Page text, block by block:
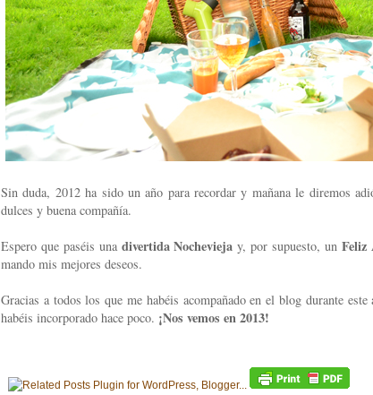
Sin duda, 2012 ha sido un año para recordar y mañana le diremos
dulces y buena compañía.
Espero que paséis una divertida Nochevieja y, por supuesto, un Feliz
mando mis mejores deseos.
Gracias a todos los que me habéis acompañado en el blog durante
habéis incorporado hace poco. ¡Nos vemos en 2013!